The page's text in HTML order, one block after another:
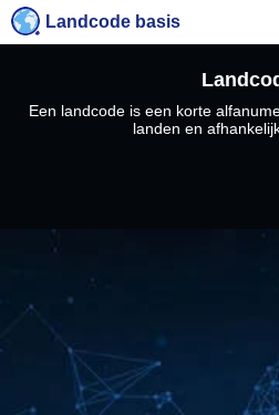
Landcode basis
Een landcode is een korte
landen en